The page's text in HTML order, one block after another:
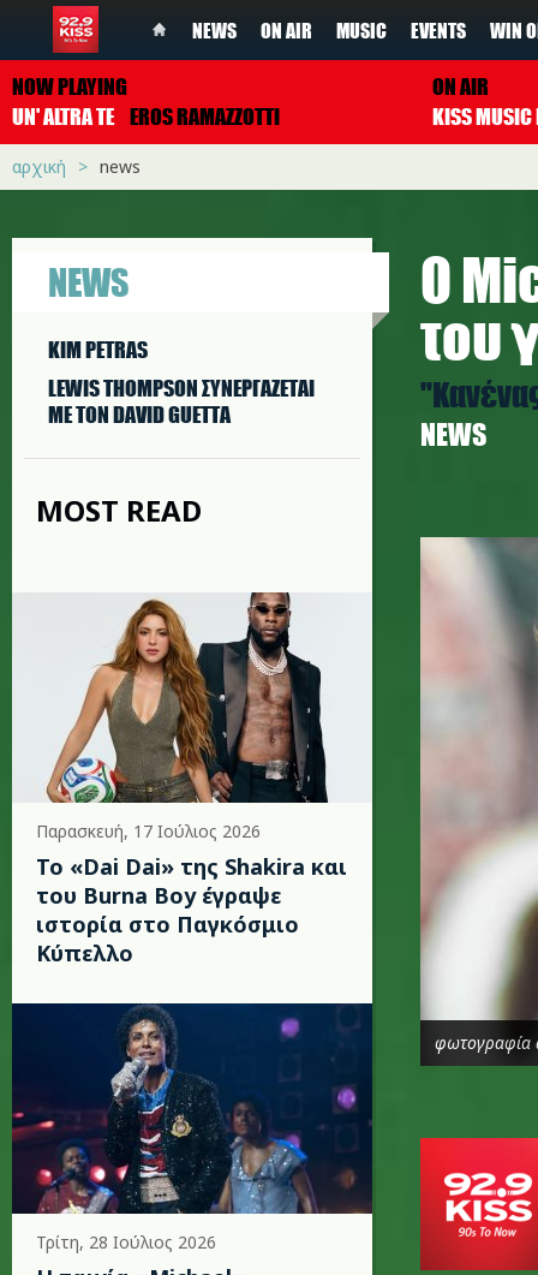
NEWS ON AIR MUSIC EVENTS WIN
NOW PLAYING
UN' ALTRA TE EROS RAMAZZOTTI
ON AIR
αρχική news
NEWS
KIM PETRAS
LEWIS THOMPSON ΣΥΝΕΡΓAΖΕΤΑΙ
ΜΕ ΤΟΝ DAVID GUETTA
MOST READ
Παρασκευή, 17 Ιούλιος 2026
To «Dai Dai» της Shakira και
του Burna Boy έγραψε
ιστορία στο Παγκόσμιο
Κύπελλο
Τρίτη, 28 Ιούλιος 2026
Ο
του
NEWS
m.jpg
φωτογραφία